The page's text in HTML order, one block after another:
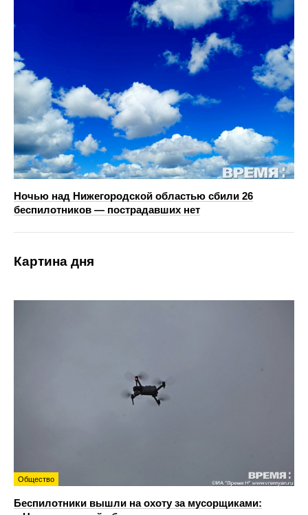
Ночью над Нижегородской областью сбили 26
беспилотников — пострадавших нет
Картина дня
Общество
Беспилотники вышли на охоту за мусорщиками: